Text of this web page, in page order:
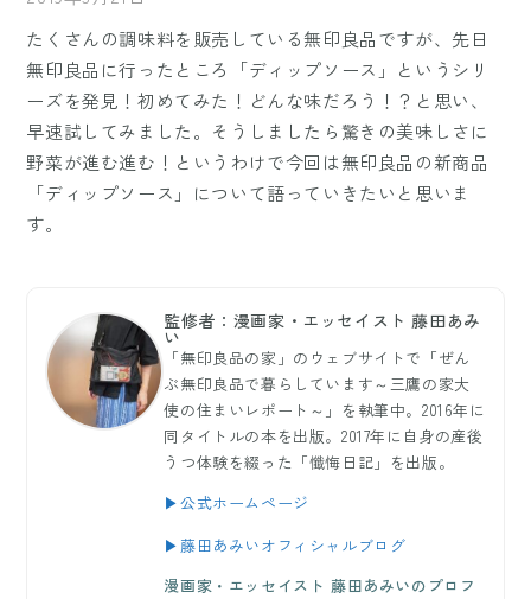
たくさんの調味料を販売している無印良品ですが、先日
無印良品に行ったところ「ディップソース」というシリ
ーズを発見！初めてみた！どんな味だろう！？と思い、
早速試してみました。そうしましたら驚きの美味しさに
野菜が進む進む！というわけで今回は無印良品の新商品
「ディップソース」について語っていきたいと思いま
す。
監修者：漫画家・エッセイスト 藤田あみ
い
「無印良品の家」のウェブサイトで「ぜん
ぶ無印良品で暮らしています～三鷹の家大
使の住まいレポート～」を執筆中。2016年に
同タイトルの本を出版。2017年に自身の産後
うつ体験を綴った「懺悔日記」を出版。
▶公式ホームページ
▶藤田あみいオフィシャルブログ
漫画家・エッセイスト 藤田あみいのプロフ